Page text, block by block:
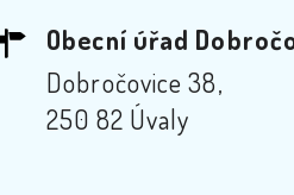
Obecní úřad
Dobročovice 38,
250 82 Úvaly